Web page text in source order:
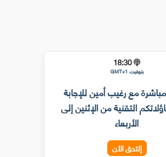
18:30
بتوقيت GMT+1
مع رغيب أمين للإجابة
التقنية من الإثنين إلى
الأربعاء
إلتحق الأن